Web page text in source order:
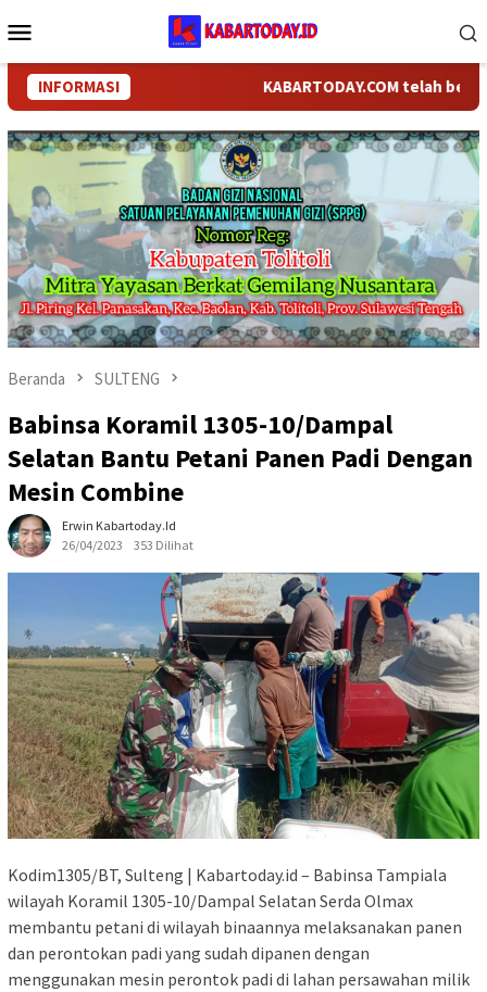
ke
Mobile
INFORMASI KABARTODAY.COM telah
Beranda SULTENG
Babinsa Koramil 1305-10/Dampal
Selatan Bantu Petani Panen Padi Dengan
Mesin Combine
Erwin Kabartoday.id
26/04/2023
353 Dilihat
Kodim1305/BT, Sulteng | Kabartoday.id – Babinsa Tampiala
wilayah Koramil 1305-10/Dampal Selatan Serda Olmax
membantu petani di wilayah binaannya melaksanakan panen
dan perontokan padi yang sudah dipanen dengan
menggunakan mesin perontok padi di lahan persawahan milik